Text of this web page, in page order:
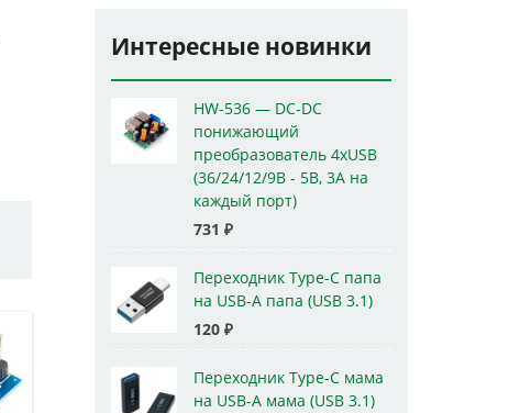
Интересные новинки
HW-536 — DC-DC
понижающий
преобразователь 4xUSB
(36/24/12/9В - 5В, 3А на
каждый порт)
731 ₽
Переходник Type-C папа
на USB-A папа (USB 3.1)
120 ₽
Переходник Type-C мама
на USB-A мама (USB 3.1)